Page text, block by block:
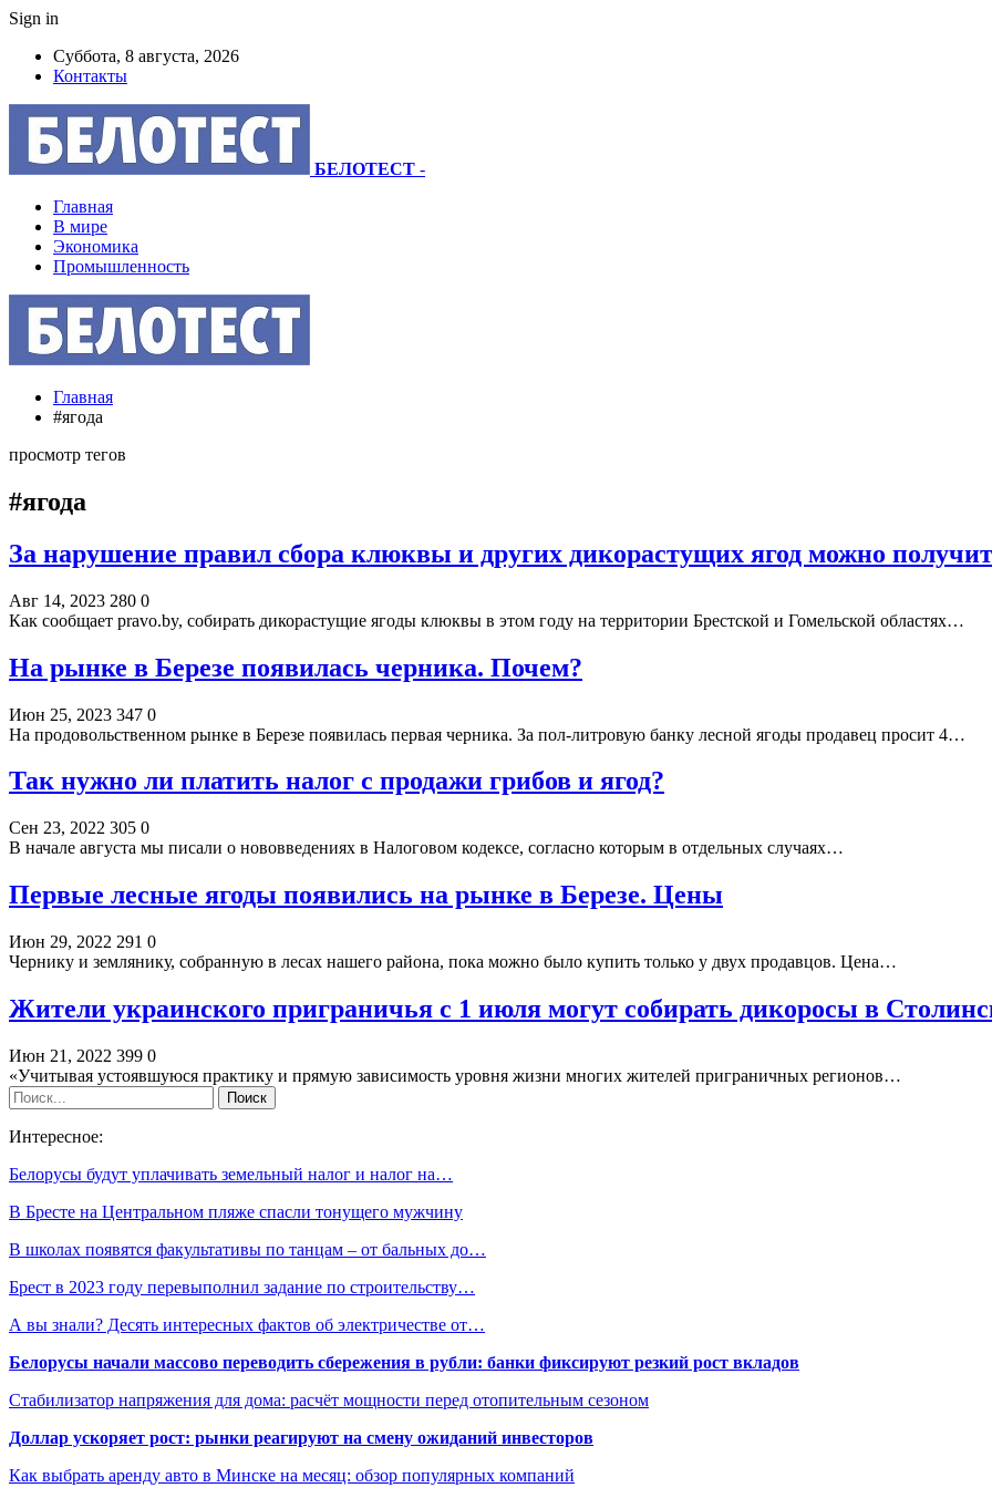
Sign in
Суббота, 8 августа, 2026
Контакты
БЕЛОТЕСТ -
Главная
В мире
Экономика
Промышленность
Главная
#ягода
просмотр тегов
#ягода
За нарушение правил сбора клюквы и других дикорастущих ягод можно
Авг 14, 2023 280 0
Как сообщает pravo.by, собирать дикорастущие ягоды клюквы в этом году на территории Брестской и Гомельской областях…
На рынке в Березе появилась черника. Почем?
Июн 25, 2023 347 0
На продовольственном рынке в Березе появилась первая черника. За пол-литровую банку лесной ягоды продавец просит 4…
Так нужно ли платить налог с продажи грибов и ягод?
Сен 23, 2022 305 0
В начале августа мы писали о нововведениях в Налоговом кодексе, согласно которым в отдельных случаях…
Первые лесные ягоды появились на рынке в Березе. Цены
Июн 29, 2022 291 0
Чернику и землянику, собранную в лесах нашего района, пока можно было купить только у двух продавцов. Цена…
Жители украинского приграничья с 1 июля могут собирать дикоросы в
Июн 21, 2022 399 0
«Учитывая устоявшуюся практику и прямую зависимость уровня жизни многих жителей приграничных регионов…
Интересное:
Белорусы будут уплачивать земельный налог и налог на…
В Бресте на Центральном пляже спасли тонущего мужчину
В школах появятся факультативы по танцам – от бальных до…
Брест в 2023 году перевыполнил задание по строительству…
А вы знали? Десять интересных фактов об электричестве от…
Белорусы начали массово переводить сбережения в рубли: банки фиксируют резкий рост вкладов
Стабилизатор напряжения для дома: расчёт мощности перед отопительным сезоном
Доллар ускоряет рост: рынки реагируют на смену ожиданий инвесторов
Как выбрать аренду авто в Минске на месяц: обзор популярных компаний